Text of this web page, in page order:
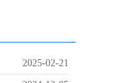
2025-02-21